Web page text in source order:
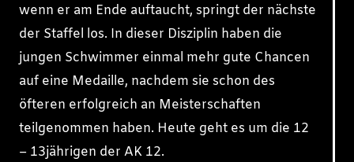
wenn er am Ende auftaucht, springt der nächste
der Staffel los. In dieser Disziplin haben die
jungen Schwimmer einmal mehr gute Chancen
auf eine Medaille, nachdem sie schon des
öfteren erfolgreich an Meisterschaften
teilgenommen haben. Heute geht es um die 12
– 13jährigen der AK 12.